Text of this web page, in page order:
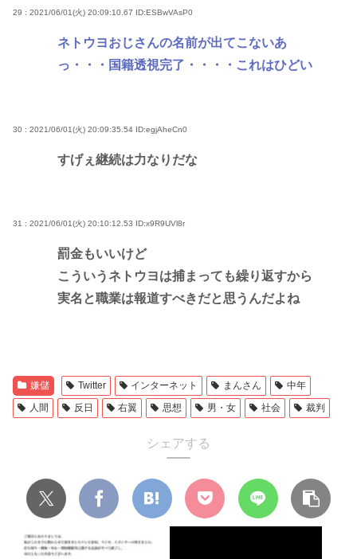
29 : 2021/06/01(火) 20:09:10.67 ID:ESBwVAsP0
ネトウヨおじさんの名前が出てこないあ
っ・・・国籍透視完了・・・・これはひどい
30 : 2021/06/01(火) 20:09:35.54 ID:egjAheCn0
すげぇ継続は力なりだな
31 : 2021/06/01(火) 20:10:12.53 ID:x9R9UVl8r
罰金もいいけど
こういうネトウヨは捕まっても繰り返すから
実名と職業は報道すべきだと思うんだよね
嫌儲 Twitter インターネット まんさん
中年
人間
反日 右翼 思想 男・女 社会 裁判
シェアする